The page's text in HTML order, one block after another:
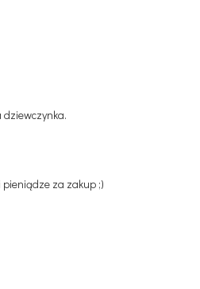
dziewczynka.
pieniądze za zakup ;)